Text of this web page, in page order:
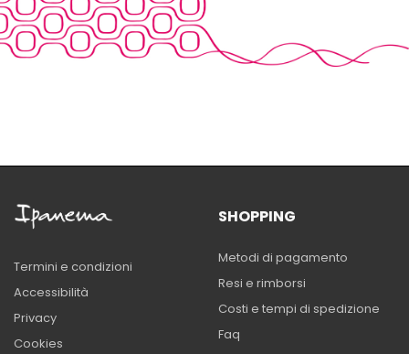
Termini e condizioni
Accessibilità
Privacy
Cookies
SHOPPING
Metodi di pagamento
Resi e rimborsi
Costi e tempi di spedizione
Faq